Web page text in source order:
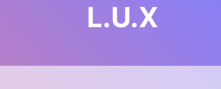
L.U.X